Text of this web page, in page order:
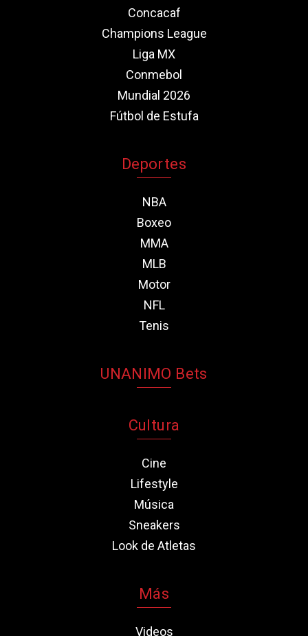
Concacaf
Champions League
Liga MX
Conmebol
Mundial 2026
Fútbol de Estufa
Deportes
NBA
Boxeo
MMA
MLB
Motor
NFL
Tenis
UNANIMO Bets
Cultura
Cine
Lifestyle
Música
Sneakers
Look de Atletas
Más
Videos